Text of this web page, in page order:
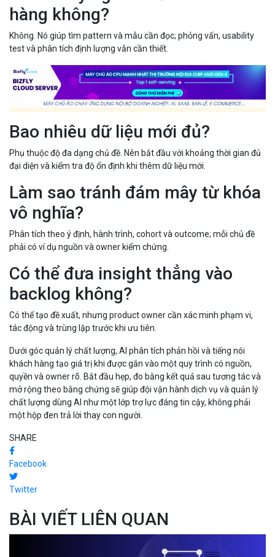
hàng không?
Không. Nó giúp tìm pattern và mẫu cần đọc; phỏng vấn, usability
test và phân tích định lượng vẫn cần thiết.
Bao nhiêu dữ liệu mới đủ?
Phụ thuộc độ đa dạng chủ đề. Nên bắt đầu với khoảng thời gian đủ
đại diện và kiểm tra độ ổn định khi thêm dữ liệu mới.
Làm sao tránh đám mây từ khóa
vô nghĩa?
Phân tích theo ý định, hành trình, cohort và outcome; mỗi chủ đề
phải có ví dụ nguồn và owner kiểm chứng.
Có thể đưa insight thẳng vào
backlog không?
Có thể tạo đề xuất, nhưng product owner cần xác minh phạm vi,
tác động và trùng lặp trước khi ưu tiên.
Dưới góc quản lý chất lượng, AI phân tích phản hồi và tiếng nói
khách hàng tạo giá trị khi được gắn vào một quy trình có nguồn,
quyền và owner rõ. Bắt đầu hẹp, đo bằng kết quả sau tương tác và
mở rộng theo bằng chứng sẽ giúp đội vận hành dịch vụ và quản lý
chất lượng dùng AI như một lớp trợ lực đáng tin cậy, không phải
một hộp đen trả lời thay con người.
SHARE
Facebook
Twitter
BÀI VIẾT LIÊN QUAN